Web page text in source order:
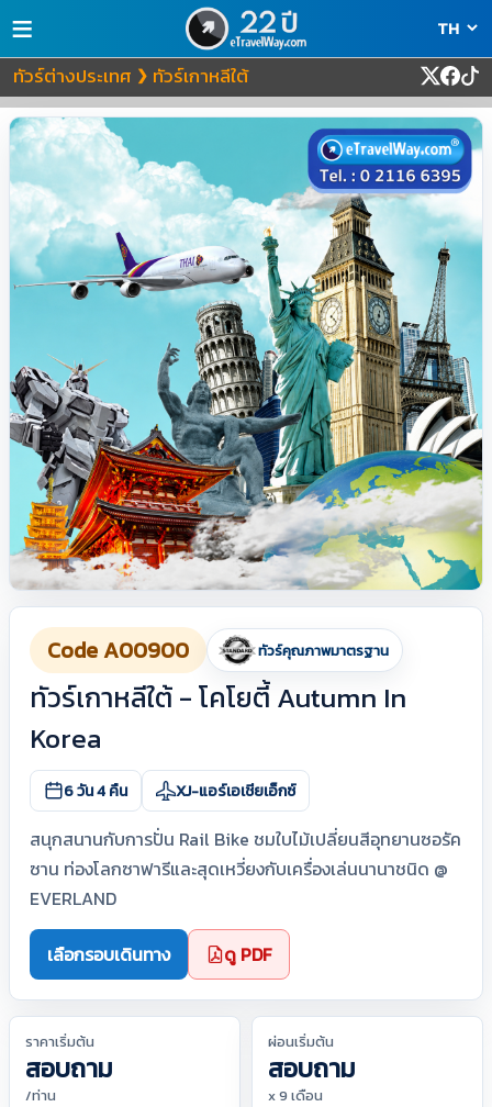
≡
ทัวร์ต่างประเทศ ❯ ทัวร์เกาหลีใต้
Code A00900 ทัวร์คุณภาพมาตรฐาน
ทัวร์เกาหลีใต้ - โคโยตี้ Autumn In
Korea
6 วัน 4 คืน XJ-แอร์เอเชียเอ็กซ์
สนุกสนานกับการปั่น Rail Bike ชมใบไม้เปลี่ยนสีอุทยานซอรัค
ซาน ท่องโลกซาฟารีและสุดเหวี่ยงกับเครื่องเล่นนานาชนิด @
EVERLAND
เลือกรอบเดินทาง ดู PDF
ราคาเริ่มต้น
สอบถาม
/ท่าน
ผ่อนเริ่มต้น
สอบถาม
x 9 เดือน